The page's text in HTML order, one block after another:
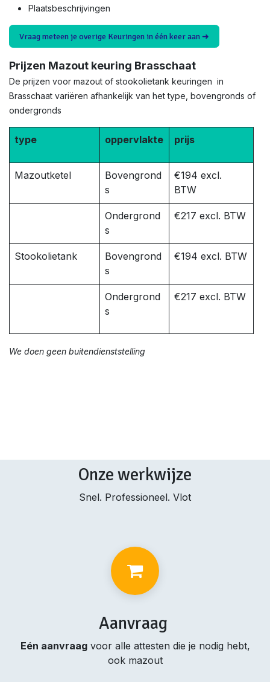
Plaatsbeschrijvingen
Vraag meteen je overige Keuringen in één keer aan ➜
Prijzen Mazout keuring Brasschaat
De prijzen voor mazout of stookolietank keuringen in
Brasschaat variëren afhankelijk van het type, bovengronds of
ondergronds
type oppervlakte prijs
Mazoutketel
Bovengrond
s
€194 excl.
BTW
Ondergrond
s
€217 excl. BTW
Stookolietank
Bovengrond
s
€194 excl. BTW
Ondergrond
s
€217 excl. BTW
We doen geen buitendienststelling
Onze werkwijze
Snel. Professioneel. Vlot
Aanvraag
Eén aanvraagvoor alle attesten die je nodig hebt,
ook mazout